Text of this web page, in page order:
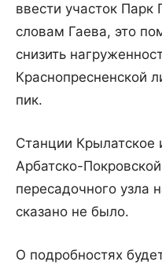
ввести участок
словам Гаева, это
снизить
Краснопресненской
пик.
Станции
Арбатско-
пересадочного узла
сказано не было.
О подробностях